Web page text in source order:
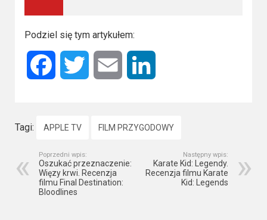
Podziel się tym artykułem:
Facebook Twitter Email
Tagi: APPLE TV FILM PRZYGODOWY
Poprzedni wpis:
Oszukać przeznaczenie:
Więzy krwi. Recenzja
filmu Final Destination:
Bloodlines
Następny wpis:
Karate Kid: Legendy.
Recenzja filmu Karate
Kid: Legends